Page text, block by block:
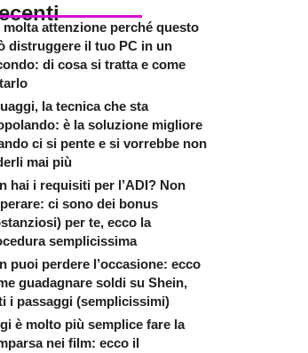
molta attenzione perché questo
distruggere il tuo PC in un
di cosa si tratta e come
la tecnica che sta
è la soluzione migliore
ci si pente e si vorrebbe non
mai più
hai i requisiti per l’ADI? Non
ci sono dei bonus
per te, ecco la
semplicissima
puoi perdere l’occasione: ecco
guadagnare soldi su Shein,
i passaggi (semplicissimi)
è molto più semplice fare la
nei film: ecco il